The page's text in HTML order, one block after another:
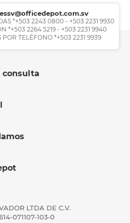
*+503 2243 0800 - +503 2231 9930
*+503 2264 5219 - +503 2231 9940
POR TELÉFONO *+503 2231 9939
consulta
LTDA DE C.V.
071107-103-0